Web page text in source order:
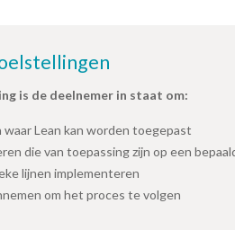
is de deelnemer in staat om:
Lean kan worden toegepast
die van toepassing zijn op een
lijnen implementeren
om het proces te volgen